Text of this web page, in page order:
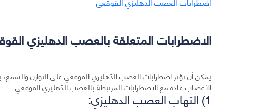
الاضطرابات المتعلقة بالعصب الدهليزي
يمكن أن تؤثر اضطرابات العصب الدّهليزي القوقعي على التوازن
الأعصاب عادة مع الاضطرابات المرتبطة بالعصب الدّهليزي القوقعي.
1) التهاب العصب الدهليزي: